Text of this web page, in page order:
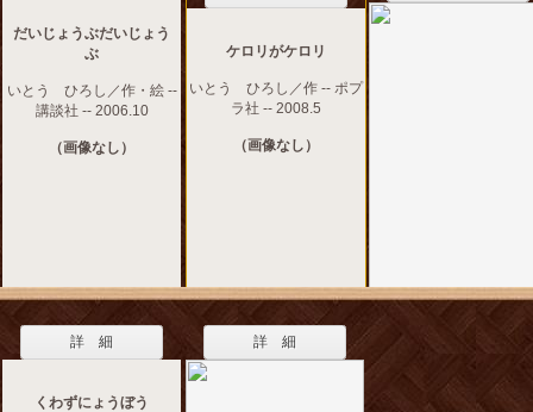
だいじょうぶだいじょう
ぶ
いとう ひろし／作・絵 --
講談社 -- 2006.10
（画像なし）
ケロリがケロリ
いとう ひろし／作 -- ポプ
ラ社 -- 2008.5
（画像なし）
詳 細
くわずにょうぼう
詳 細